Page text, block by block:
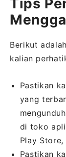
Berikut
kalian
Pastikan
yang
di toko
Play
Pastikan